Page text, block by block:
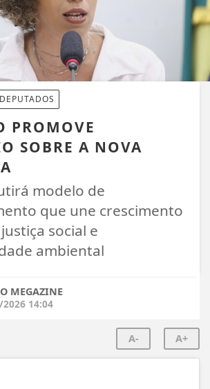
PROMOVE
SOBRE A NOVA
modelo de
que une crescimento
social e
ambiental
MEGAZINE
14:04
A- A+